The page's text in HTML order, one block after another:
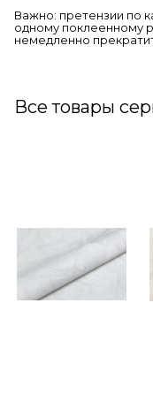
Важно: претензии по
одному поклеенному
немедленно
Все товары